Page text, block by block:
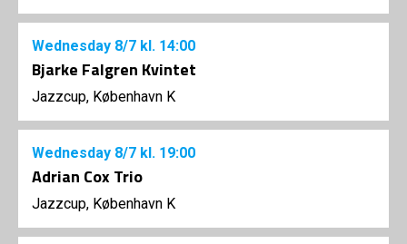
Wednesday 8/7 kl. 14:00
Bjarke Falgren Kvintet
Jazzcup, København K
Wednesday 8/7 kl. 19:00
Adrian Cox Trio
Jazzcup, København K